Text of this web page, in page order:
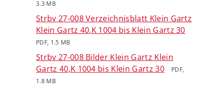
3.3 MB
Strbv 27-008 Verzeichnisblatt Klein Gartz
Klein Gartz 40,K 1004 bis Klein Gartz 30
PDF, 1.5 MB
Strbv 27-008 Bilder Klein Gartz Klein
Gartz 40,K 1004 bis Klein Gartz 30
PDF,
1.8 MB